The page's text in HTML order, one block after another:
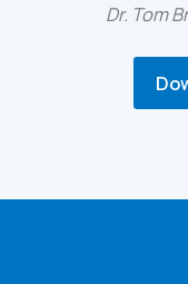
Dr. Tom